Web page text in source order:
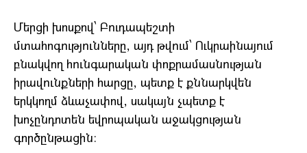
Մերցի խոսքով՝ Բուդապեշտի
մտահոգությունները, այդ թվում՝ Ուկրաինայում
բնակվող հունգարական փոքրամասնության
իրավունքների հարցը, պետք է քննարկվեն
երկկողմ ձևաչափով, սակայն չպետք է
խոչընդոտեն եվրոպական աջակցության
գործընթացին։